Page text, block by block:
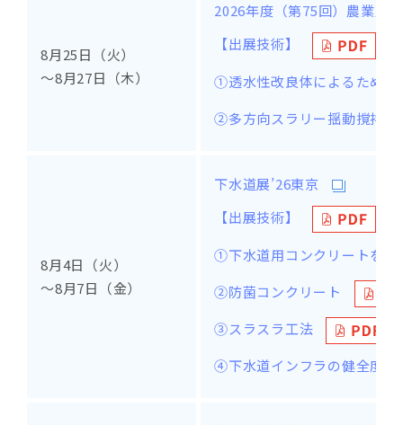
8月25日（火）
～8月27日（木）
2026年度（第75回）農業農
【出展技術】
①透水性改良体によるため池
②多方向スラリー揺動撹拌工
8月4日（火）
～8月7日（金）
下水道展’26東京
【出展技術】
①下水道用コンクリートを長
②防菌コンクリート
③スラスラ工法
④下水道インフラの健全度向